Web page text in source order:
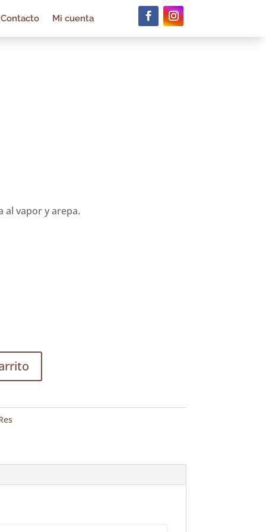
Contacto Mi cuenta
al vapor y arepa.